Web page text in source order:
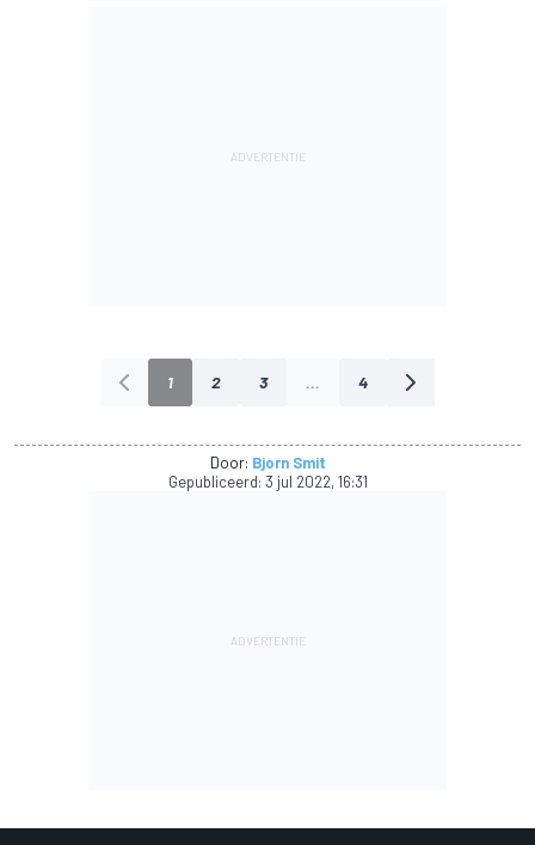
1 2 3 ... 4
Door: Bjorn Smit
Gepubliceerd: 3 jul 2022, 16:31